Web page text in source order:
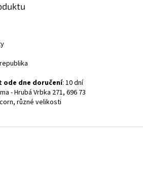
dne doručení: 10 dní
- Hrubá Vrbka 271, 696 73
různé velikosti